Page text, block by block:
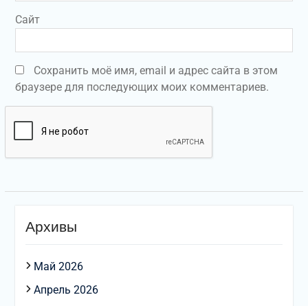
Сайт
Сохранить моё имя, email и адрес сайта в этом
браузере для последующих моих комментариев.
Архивы
Май 2026
Апрель 2026